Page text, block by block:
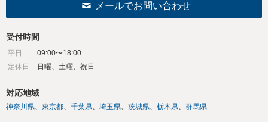
メールでお問い合わせ
受付時間
平日
09:00〜18:00
定休日
日曜、土曜、祝日
対応地域
神奈川県 東京都 千葉県 埼玉県 茨城県 栃木県 群馬県